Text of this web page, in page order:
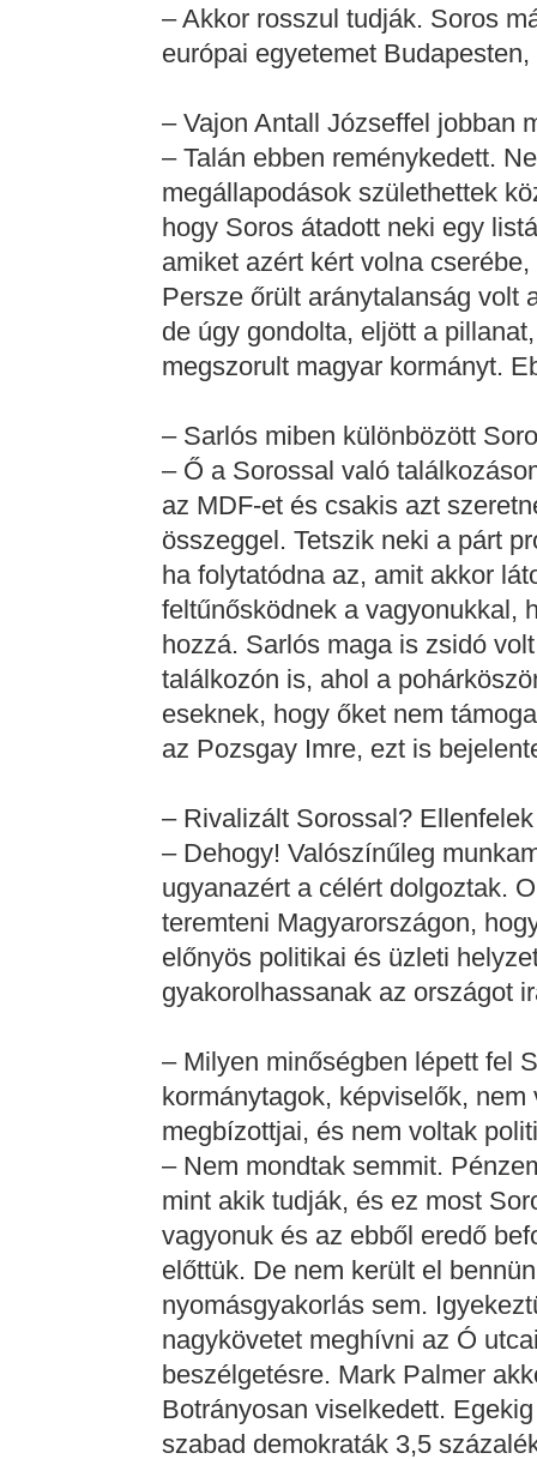
– Akkor rosszul tudják. Soros
európai egyetemet
– Vajon Antall Józseffel jobban
– Talán ebben reménykedett.
megállapodások születhettek
hogy Soros átadott neki egy
amiket azért kért volna
Persze őrült aránytalanság volt
de úgy gondolta, eljött a
megszorult magyar kormányt.
– Sarlós miben különbözött
– Ő a Sorossal való
az MDF-et és csakis azt
összeggel. Tetszik neki a párt
ha folytatódna az, amit akkor
feltűnősködnek a vagyonukkal,
hozzá. Sarlós maga is zsidó
találkozón is, ahol a
eseknek, hogy őket nem
az Pozsgay Imre, ezt is
– Rivalizált Sorossal?
– Dehogy! Valószínűleg
ugyanazért a célért dolgoztak.
teremteni Magyarországon,
előnyös politikai és üzleti
gyakorolhassanak az országot
– Milyen minőségben lépett fel
kormánytagok, képviselők,
megbízottjai, és nem voltak
– Nem mondtak semmit.
mint akik tudják, és ez most
vagyonuk és az ebből eredő
előttük. De nem került el
nyomásgyakorlás sem.
nagykövetet meghívni az Ó
beszélgetésre. Mark Palmer
Botrányosan viselkedett.
szabad demokraták 3,5